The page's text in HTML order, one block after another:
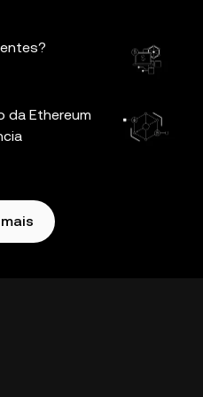
tomados na preparação
ou omissão dos fatos,
contidas. A OKX Wallet
aosTermos de Serviço do
da Ethereum